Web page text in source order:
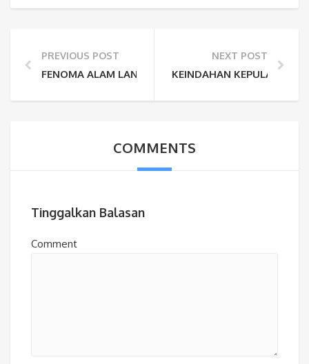
PREVIOUS POST
FENOMA ALAM LANGKA DAN TERINDAH, BLUE FIRE
NEXT POST
KEINDAHAN KEPULAUAN
COMMENTS
Tinggalkan Balasan
Comment